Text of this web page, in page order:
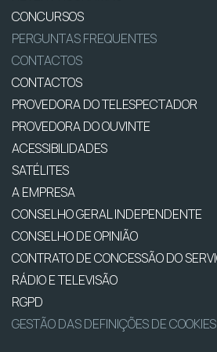
CONCURSOS
PERGUNTAS FREQUENTES
CONTACTOS
CONTACTOS
PROVEDORA DO TELESPECTADOR
PROVEDORA DO OUVINTE
ACESSIBILIDADES
SATÉLITES
A EMPRESA
CONSELHO GERAL INDEPENDENTE
CONSELHO DE OPINIÃO
CONTRATO DE CONCESSÃO DO
RÁDIO E TELEVISÃO
RGPD
GESTÃO DAS DEFINIÇÕES DE COOKIES